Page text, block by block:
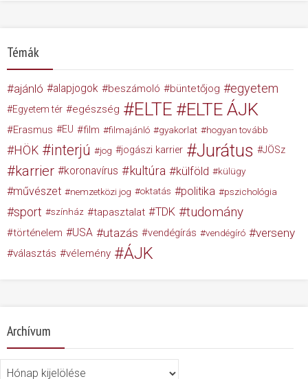
Témák
ajánló alapjogok beszámoló büntetőjog egyetem
Egyetem tér egészség ELTE ELTE ÁJK
Erasmus EU film filmajánló gyakorlat hogyan tovább
HÖK interjú jog jogászi karrier Jurátus JÖSz
karrier koronavírus kultúra külföld külügy
művészet nemzetközi jog oktatás politika pszichológia
sport színház tapasztalat TDK tudomány
történelem USA utazás vendégírás vendégíró verseny
választás vélemény ÁJK
Archívum
Archívum